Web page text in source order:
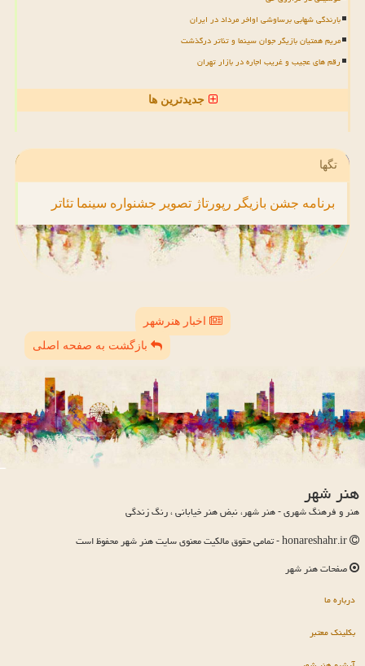
بارندگی شهابی برساوشی اواخر مرداد در ایران
مریم همتیان بازیگر جوان سینما و تئاتر درگذشت
رقم های عجیب و غریب اجاره در بازار تهران
جدیدترین ها
تگها
برنامه جشن بازیگر رپورتاژ تصویر جشنواره سینما تئاتر
اخبار هنرشهر
بازگشت به صفحه اصلی
هنر شهر
هنر و فرهنگ شهری - هنر شهر، نبض هنر خیابانی ، رنگ زندگی
صفحات هنر شهر
درباره ما
بکلینک معتبر